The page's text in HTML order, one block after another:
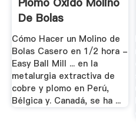
De Bolas
Cómo Hacer un Molino de
Bolas Casero en 1/2 hora -
Easy Ball Mill ... en la
metalurgia extractiva de
cobre y plomo en Perú,
Bélgica y. Canadá, se ha ...